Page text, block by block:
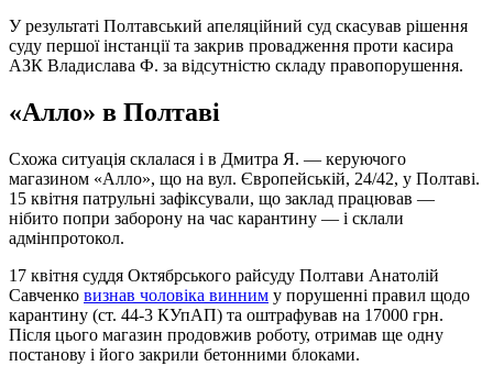
У результаті Полтавський апеляційний суд скасував рішення
суду першої інстанції та закрив провадження проти касира
АЗК Владислава Ф. за відсутністю складу правопорушення.
«Алло» в Полтаві
Схожа ситуація склалася і в Дмитра Я. — керуючого
магазином «Алло», що на вул. Європейській, 24/42, у Полтаві.
15 квітня патрульні зафіксували, що заклад працював —
нібито попри заборону на час карантину — і склали
адмінпротокол.
17 квітня суддя Октябрського райсуду Полтави Анатолій
Савченко визнав чоловіка винним у порушенні правил щодо
карантину (ст. 44-3 КУпАП) та оштрафував на 17000 грн.
Після цього магазин продовжив роботу, отримав ще одну
постанову і його закрили бетонними блоками.